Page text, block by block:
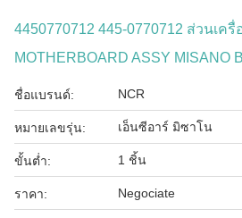
4450770712 445-0770712 ส่วนเครื่
MOTHERBOARD ASSY MISANO
ชื่อแบรนด์: NCR
หมายเลขรุ่น: เอ็นซีอาร์ มิซาโน
ขั้นต่ำ: 1 ชิ้น
ราคา: Negociate